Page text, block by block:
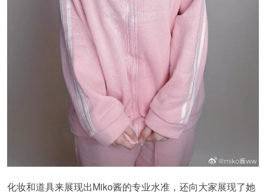
化妆和道具来展现出Miko酱的专业水准，还向大家展现了她